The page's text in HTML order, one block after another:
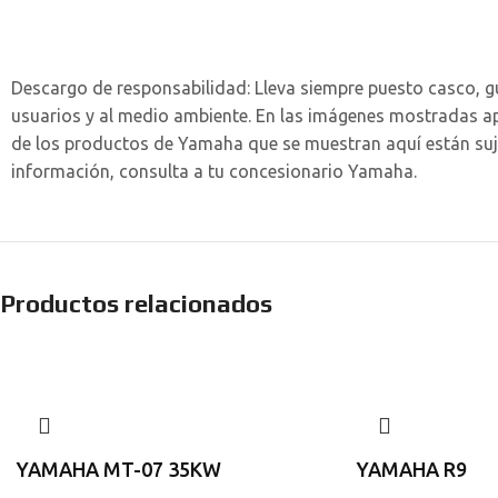
Descargo de responsabilidad: Lleva siempre puesto casco,
usuarios y al medio ambiente. En las imágenes mostradas
de los productos de Yamaha que se muestran aquí están
información, consulta a tu concesionario Yamaha.
Productos relacionados
YAMAHA MT-07 35KW YAMAHA R9